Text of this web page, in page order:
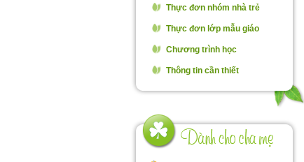
Thực đơn nhóm nhà trẻ
Thực đơn lớp mẫu giáo
Chương trình học
Thông tin cần thiết